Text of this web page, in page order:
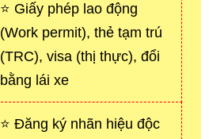
⭐ Giấy phép lao động
(Work permit), thẻ tạm trú
(TRC), visa (thị thực), đổi
bằng lái xe
⭐ Đăng ký nhãn hiệu độc